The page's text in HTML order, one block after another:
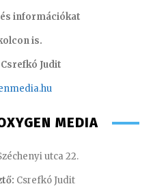
információkat
is.
Judit
nmedia.hu
MEDIA
utca 22.
Csrefkó Judit